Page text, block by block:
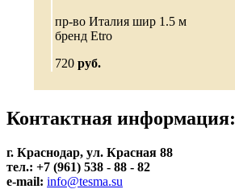
пр-во Италия шир 1.5 м
бренд Etro
720 руб.
Контактная информация:
г. Краснодар, ул. Красная 88
тел.: +7 (961) 538 - 88 - 82
e-mail: info@tesma.su